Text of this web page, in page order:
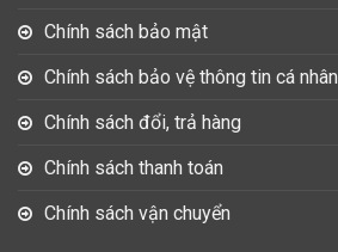
Chính sách bảo mật
Chính sách bảo vệ thông tin cá nhân
Chính sách đổi, trả hàng
Chính sách thanh toán
Chính sách vận chuyển